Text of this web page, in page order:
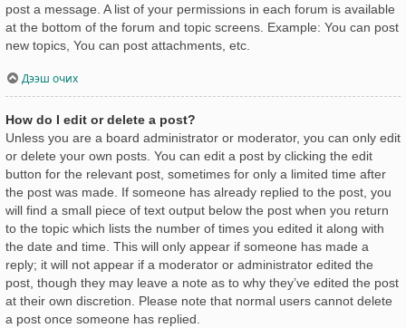
post a message. A list of your permissions in each forum is available
at the bottom of the forum and topic screens. Example: You can post
new topics, You can post attachments, etc.
Дээш очих
How do I edit or delete a post?
Unless you are a board administrator or moderator, you can only edit
or delete your own posts. You can edit a post by clicking the edit
button for the relevant post, sometimes for only a limited time after
the post was made. If someone has already replied to the post, you
will find a small piece of text output below the post when you return
to the topic which lists the number of times you edited it along with
the date and time. This will only appear if someone has made a
reply; it will not appear if a moderator or administrator edited the
post, though they may leave a note as to why they’ve edited the post
at their own discretion. Please note that normal users cannot delete
a post once someone has replied.